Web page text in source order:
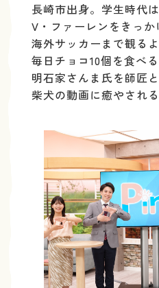
長崎市出身。学生時代は
V・ファーレンをきっか
海外サッカーまで観るよ
毎日チョコ10個を食べる
明石家さんま氏を師匠と
柴犬の動画に癒やされ